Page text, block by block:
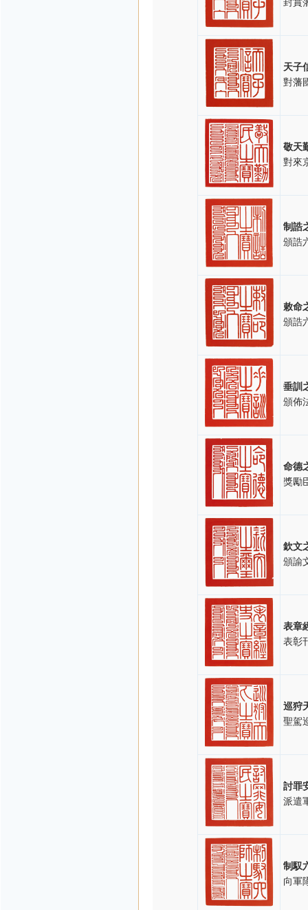
封賞
天子
對藩
敬天
對來
制誥
頒誥
敕命
頒誥
垂訓
頒佈
命德
獎勵
欽文
頒諭
表章
表彰
巡狩
聖駕
討罪
派遣
制馭
向軍